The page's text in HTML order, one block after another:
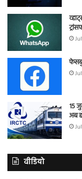
15
अब
वीडियो